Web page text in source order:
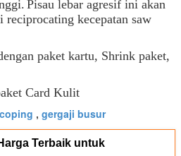
Pisau lebar agresif ini akan
kecepatan saw
paket kartu, Shrink paket,
Card Kulit
, gergaji busur
Terbaik untuk